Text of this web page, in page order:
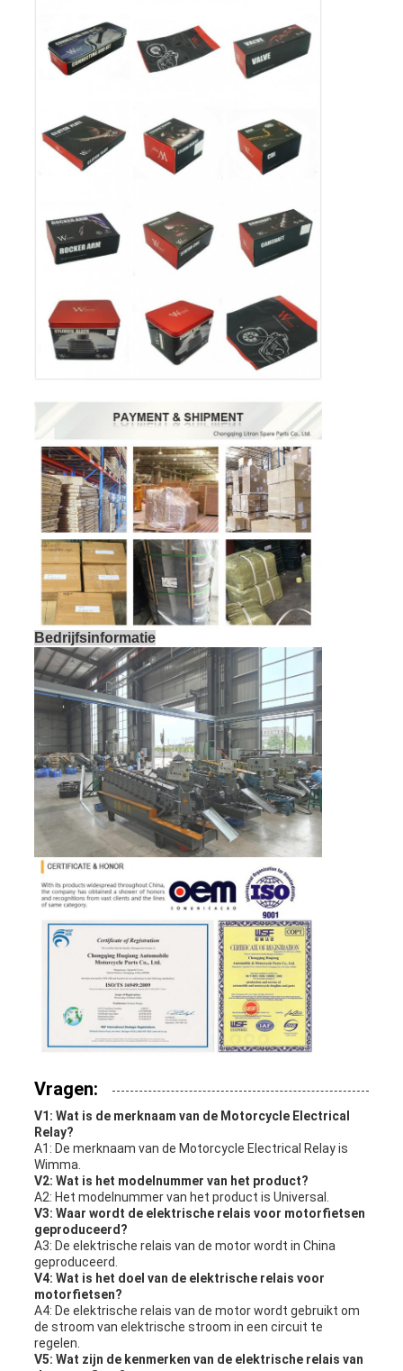
Bedrijfsinformatie
Vragen:
V1: Wat is de merknaam van de Motorcycle Electrical
Relay?
A1: De merknaam van de Motorcycle Electrical Relay is
Wimma.
V2: Wat is het modelnummer van het product?
A2: Het modelnummer van het product is Universal.
V3: Waar wordt de elektrische relais voor motorfietsen
geproduceerd?
A3: De elektrische relais van de motor wordt in China
geproduceerd.
V4: Wat is het doel van de elektrische relais voor
motorfietsen?
A4: De elektrische relais van de motor wordt gebruikt om
de stroom van elektrische stroom in een circuit te
regelen.
V5: Wat zijn de kenmerken van de elektrische relais van